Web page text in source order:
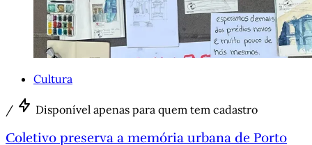
Cultura
/ Disponível apenas para quem tem cadastro
Coletivo preserva a memória urbana de Porto